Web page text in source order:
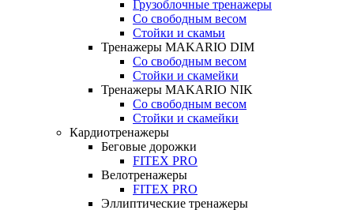
Грузоблочные тренажеры
Со свободным весом
Стойки и скамьи
Тренажеры MAKARIO DIM
Со свободным весом
Стойки и скамейки
Тренажеры MAKARIO NIK
Со свободным весом
Стойки и скамейки
Кардиотренажеры
Беговые дорожки
FITEX PRO
Велотренажеры
FITEX PRO
Эллиптические тренажеры